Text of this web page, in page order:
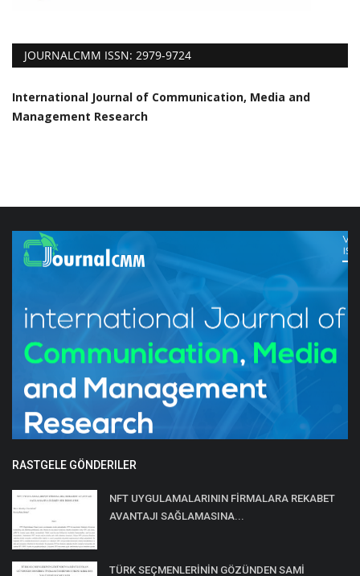
JOURNALCMM ISSN: 2979-9724
International Journal of Communication, Media and
Management Research
RASTGELE GÖNDERILER
NFT UYGULAMALARININ FİRMALARA REKABET
AVANTAJI SAĞLAMASINA...
TÜRK SEÇMENLERİNİN GÖZÜNDEN SAMİ